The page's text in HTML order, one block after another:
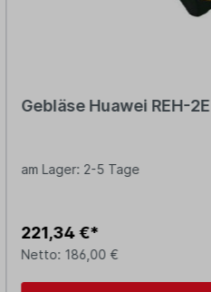
Gebläse Huawei REH-2E
am Lager: 2-5 Tage
221,34 €*
Netto: 186,00 €